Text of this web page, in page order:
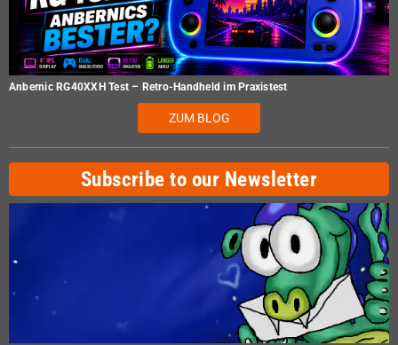
Anbernic RG40XXH Test – Retro-Handheld im Praxistest
ZUM BLOG
Subscribe to our Newsletter